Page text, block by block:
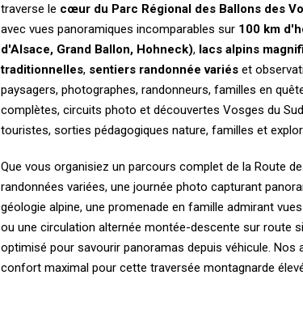
traverse le cœur du Parc Régional des Ballons des
avec vues panoramiques incomparables sur 100 km
d'Alsace, Grand Ballon, Hohneck), lacs alpins
traditionnelles, sentiers randonnée variés et
paysagers, photographes, randonneurs, familles en
complètes, circuits photo et découvertes Vosges du
touristes, sorties pédagogiques nature, familles et
Que vous organisiez un parcours complet de la Route
randonnées variées, une journée photo capturant
géologie alpine, une promenade en famille admirant
ou une circulation alternée montée-descente sur route
optimisé pour savourir panoramas depuis véhicule.
confort maximal pour cette traversée montagnarde